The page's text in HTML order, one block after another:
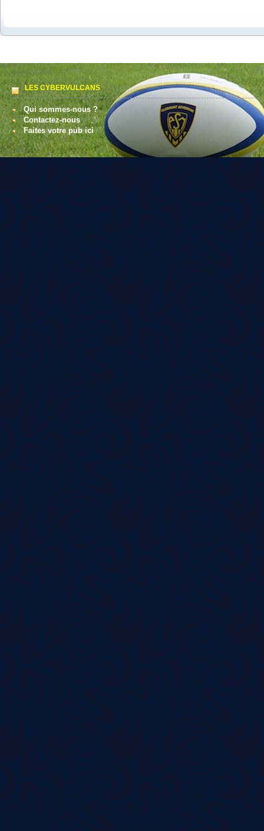
LES CYBERVULCANS
Qui sommes-nous ?
Contactez-nous
Faites votre pub ici